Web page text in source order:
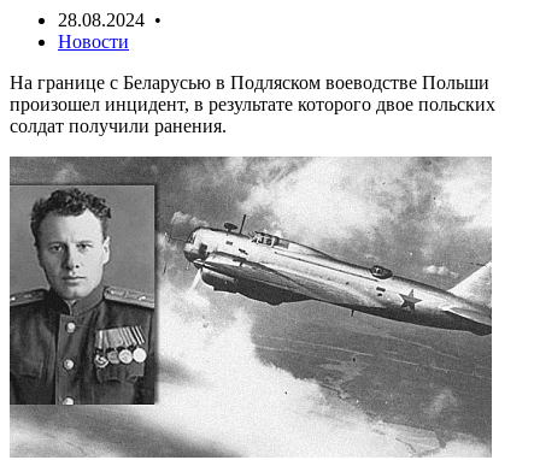
28.08.2024 •
Новости
На границе с Беларусью в Подляском воеводстве Польши
произошел инцидент, в результате которого двое польских
солдат получили ранения.